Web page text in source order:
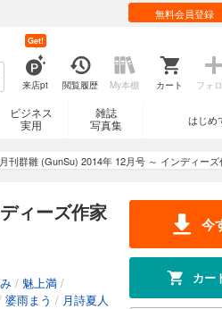
無料会員登録
来店pt
Get!
閲覧履歴 My本棚 カート フォ
ビジネス
実用
雑誌
写真集
はじめ
月刊群雛 (GunSu) 2014年 12月号 ～ インディー
ィーズ作家
/ 魅上満 /
婆雨まう / 月詩夏人
今
カー